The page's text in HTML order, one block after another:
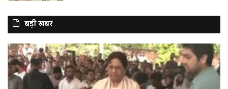
बड़ी खबर